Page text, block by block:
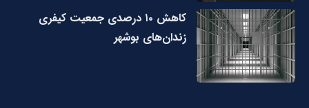
کاهش ۱۰ درصدی جمعیت کیفری
زندان‌های بوشهر